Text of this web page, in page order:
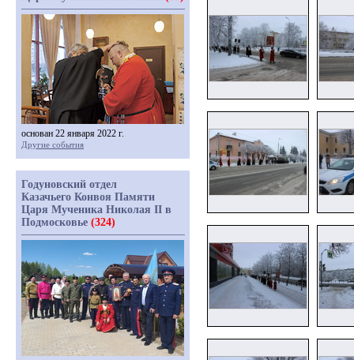
основан 22 января 2022 г.
Другие события
Годуновский отдел
Казачьего Конвоя Памяти
Царя Мученика Николая II в
Подмосковье (324)